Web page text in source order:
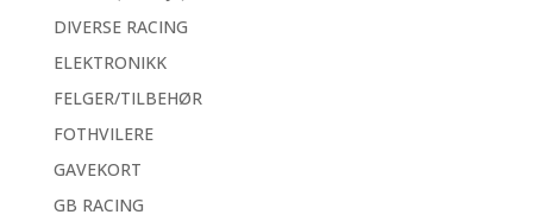
DIVERSE RACING
ELEKTRONIKK
FELGER/TILBEHØR
FOTHVILERE
GAVEKORT
GB RACING